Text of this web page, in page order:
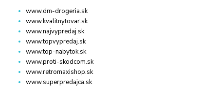
www.dm-drogeria.sk
www.kvalitnytovar.sk
www.najvypredaj.sk
www.topvypredaj.sk
www.top-nabytok.sk
www.proti-skodcom.sk
www.retromaxishop.sk
www.superpredajca.sk